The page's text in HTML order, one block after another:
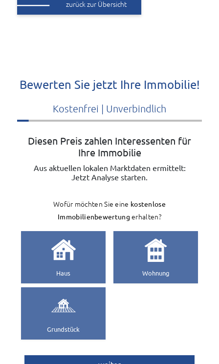
zurück zur Übersicht
Bewerten Sie jetzt Ihre Immobilie!
Kostenfrei | Unverbindlich
Diesen Preis zahlen Interessenten für
Ihre Immobilie
Aus aktuellen lokalen Marktdaten ermittelt:
Jetzt Analyse starten.
Wofür möchten Sie eine kostenlose
Immobilienbewertung erhalten?
Haus Wohnung
Grundstück